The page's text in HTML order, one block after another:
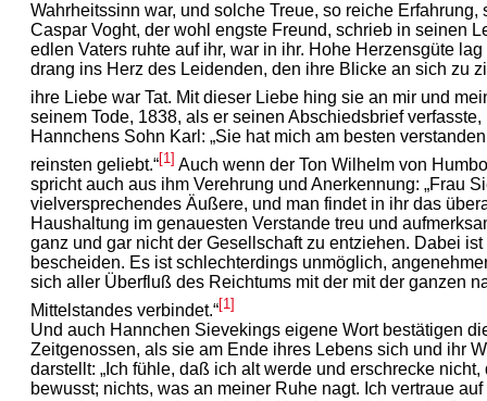
Wahrheitssinn war, und solche Treue, so reiche Erfahrung,
Caspar Voght, der wohl engste Freund, schrieb in seinen
edlen Vaters ruhte auf ihr, war in ihr. Hohe Herzensgüte
drang ins Herz des Leidenden, den ihre Blicke an sich zu
ihre Liebe war Tat. Mit dieser Liebe hing sie an mir und
seinem Tode, 1838, als er seinen Abschiedsbrief
Hannchens Sohn Karl: „Sie hat mich am besten
reinsten geliebt.“[1] Auch wenn der Ton Wilhelm von
spricht auch aus ihm Verehrung und Anerkennung: „Frau
vielversprechendes Äußere, und man findet in ihr das
Haushaltung im genauesten Verstande treu und
ganz und gar nicht der Gesellschaft zu entziehen. Dabei
bescheiden. Es ist schlechterdings unmöglich,
sich aller Überfluß des Reichtums mit der mit der ganzen
Mittelstandes verbindet.“[1]
Und auch Hannchen Sievekings eigene Wort bestätigen
Zeitgenossen, als sie am Ende ihres Lebens sich und ihr
darstellt: „Ich fühle, daß ich alt werde und erschrecke
bewusst; nichts, was an meiner Ruhe nagt. Ich vertraue